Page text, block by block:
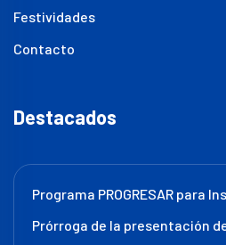
Festividades
Contacto
Destacados
Programa PROGRESAR para
Prórroga de la presentación